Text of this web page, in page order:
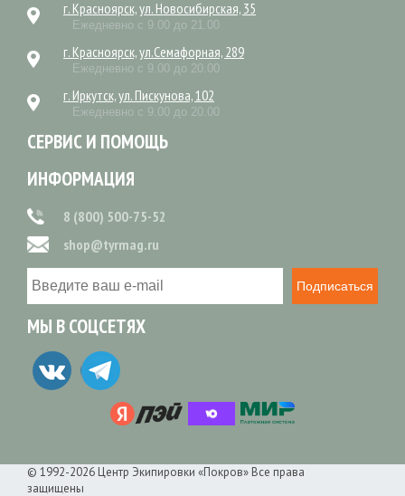
г. Красноярск, ул. Новосибирская, 35
Ежедневно с 9.00 до 21.00
г. Красноярск, ул.Семафорная, 289
Ежедневно с 9.00 до 20.00
г. Иркутск, ул. Пискунова, 102
Ежедневно с 9.00 до 20.00
СЕРВИС И ПОМОЩЬ
ИНФОРМАЦИЯ
8 (800) 500-75-52
shop@tyrmag.ru
Подписаться
МЫ В СОЦСЕТЯХ
© 1992-2026 Центр Экипировки «Покров» Все права
защищены